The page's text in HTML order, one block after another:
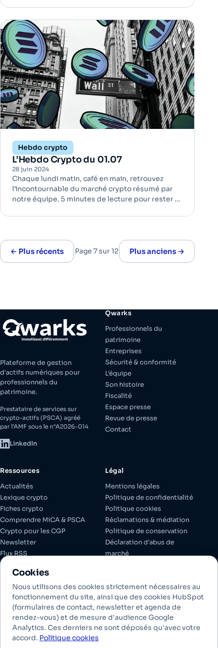
Metaplanet, un géant japonais de
l'investissement coté en bours
Hebdo crypto
L’Hebdo Crypto du 01.07
28 juin 2024
Chaque lundi matin, café en main, retrouvez
l’incontournable du marché crypto résumé par
notre équipe. 5 minutes de lecture pour rester à
Spot, marquant ainsi la…
← Plus récents Page 7 sur 12 Plus anciens →
Plateforme de gestion
d'actifs numériques pour
professionnels du
patrimoine.
Prestataire de services sur
crypto-actifs (PSCA) agréé
par l'AMF sous le n°A2026-014
LinkedIn
Qwarks
Professionnels du
patrimoine
Entreprises
Sécurité & conformité
L'équipe
Son histoire
Fiscalité
Espace presse
Revue de presse
Contact
Ressources
Actualités
Lexique crypto
Fiches crypto
Comprendre MiCA & PSCA
Crypto pour les CGP
Newsletter
Flux RSS
Espace client
Légal
Mentions légales
Politique de confidentialité
Politique cookies
Réclamations & médiation
Politique de conservation
Déclaration d'abus de
marché
Investir dans les crypto-actifs comporte des risques de liquidité,
de volatilité et de perte partielle ou totale en capital. Les crypto-
actifs conservés ne bénéficient pas des garanties des dépôts
bancaires. Les performances passées ne préjugent pas des
Cookies
Nous utilisons des cookies strictement nécessaires au
fonctionnement du site, ainsi que des cookies HubSpot
(formulaires de contact, newsletter et agenda de
rendez-vous) et de mesure d'audience Google
Analytics. Ces derniers ne sont déposés qu'avec votre
accord. Politique cookies